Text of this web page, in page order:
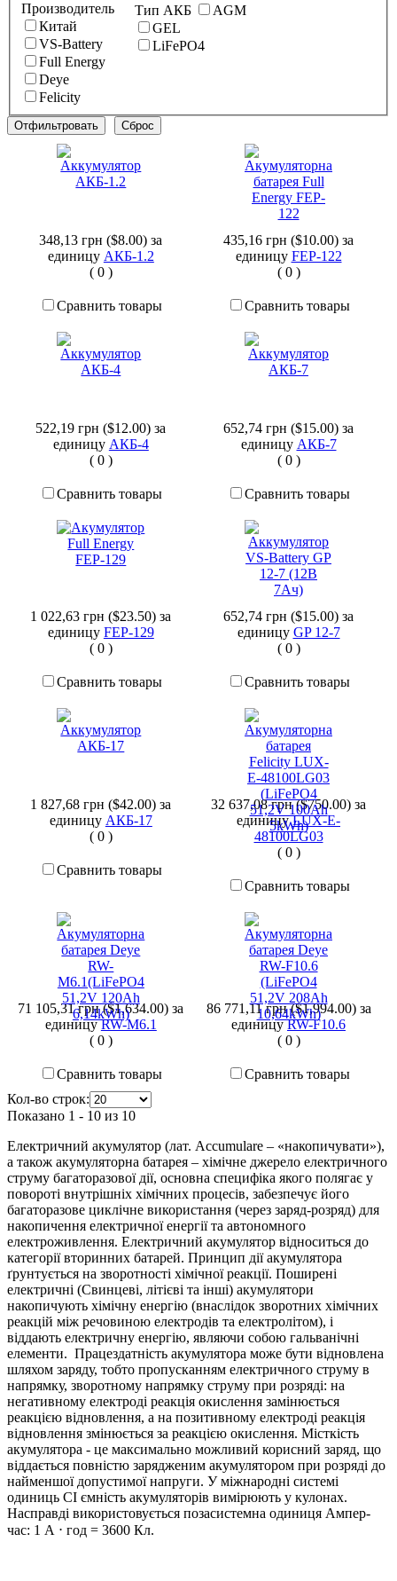
Производитель
Китай
VS-Battery
Full Energy
Deye
Felicity
Тип АКБ
AGM
GEL
LiFePO4
348,13 грн ($8.00)за
единицу АКБ-1.2
(0 )
Сравнить товары
435,16 грн ($10.00) за
единицу FEP-122
(0 )
Сравнить товары
522,19 грн ($12.00)за
единицу АКБ-4
(0 )
Сравнить товары
652,74 грн ($15.00) за
единицу АКБ-7
(0 )
Сравнить товары
1 022,63 грн ($23.50)за
единицу FEP-129
(0 )
Сравнить товары
652,74 грн ($15.00) за
единицу GP 12-7
(0 )
Сравнить товары
1 827,68 грн ($42.00)за
единицу АКБ-17
(0 )
Сравнить товары
32 637,08 грн ($750.00) за
единицу LUX-E-
48100LG03
(0 )
Сравнить товары
71 105,31 грн ($1,634.00)за
единицу RW-M6.1
(0 )
Сравнить товары
86 771,11 грн ($1,994.00) за
единицу RW-F10.6
(0 )
Сравнить товары
Кол-во строк:
Показано 1 - 10 из 10
Електричний акумулятор (лат. Accumulare – «накопичувати»),
а також акумуляторна батарея – хімічне джерело електричного
струму багаторазової дії, основна специфіка якого полягає у
повороті внутрішніх хімічних процесів, забезпечує його
багаторазове циклічне використання (через заряд-розряд) для
накопичення електричної енергії та автономного
електроживлення. Електричний акумулятор відноситься до
категорії вторинних батарей. Принцип дії акумулятора
ґрунтується на зворотності хімічної реакції. Поширені
електричні (Свинцеві, літієві та інші) акумулятори
накопичують хімічну енергію (внаслідок зворотних хімічних
реакцій між речовиною електродів та електролітом), і
віддають електричну енергію, являючи собою гальванічні
елементи. Працездатність акумулятора може бути відновлена ​​
шляхом заряду, тобто пропусканням електричного струму в
напрямку, зворотному напрямку струму при розряді: на
негативному електроді реакція окислення замінюється
реакцією відновлення, а на позитивному електроді реакція
відновлення змінюється за реакцією окислення. Місткість
акумулятора - це максимально можливий корисний заряд, що
віддається повністю зарядженим акумулятором при розряді до
найменшої допустимої напруги. У міжнародні системі
одиниць СІ ємність акумуляторів вимірюють у кулонах.
Насправді використовується позасистемна одиниця Ампер-
час: 1 А ⋅ год = 3600 Кл.